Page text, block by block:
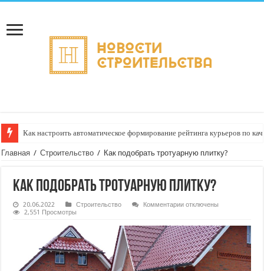
Как настроить автоматическое формирование рейтинга курьеров по
Главная / Строительство / Как подобрать тротуарную плитку?
Как подобрать тротуарную плитку?
20.06.2022 Строительство Комментариик
подобрать
тротуарную
плитку?
отключены
2,551 Просмотры